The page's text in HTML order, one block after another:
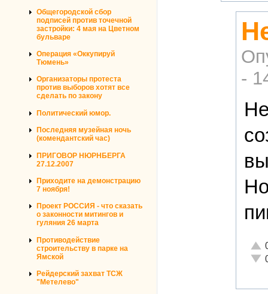
Общегородской сбор
подписей против точечной
застройки: 4 мая на Цветном
бульваре
Операция «Оккупируй
Тюмень»
Организаторы протеста
против выборов хотят все
сделать по закону
Политический юмор.
Последняя музейная ночь
(комендантский час)
ПРИГОВОР НЮРНБЕРГА
27.12.2007
Приходите на демонстрацию
7 ноября!
Проект РОССИЯ - что сказать
о законности митингов и
гуляния 26 марта
Противодействие
строительству в парке на
Ямской
Рейдерский захват ТСЖ
"Метелево"
-